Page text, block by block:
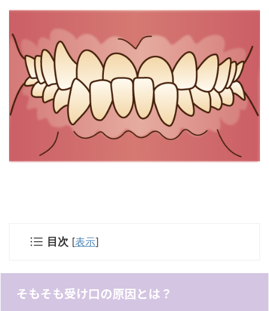
目次 [表示]
そもそも受け口の原因とは？